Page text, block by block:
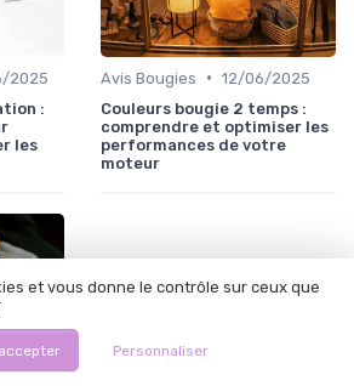
2025
:
les
Avis Bougies • 12/06/2025
Couleurs bougie 2 temps :
comprendre et optimiser les
performances de votre
moteur
et vous donne le contrôle sur ceux que
Personnaliser